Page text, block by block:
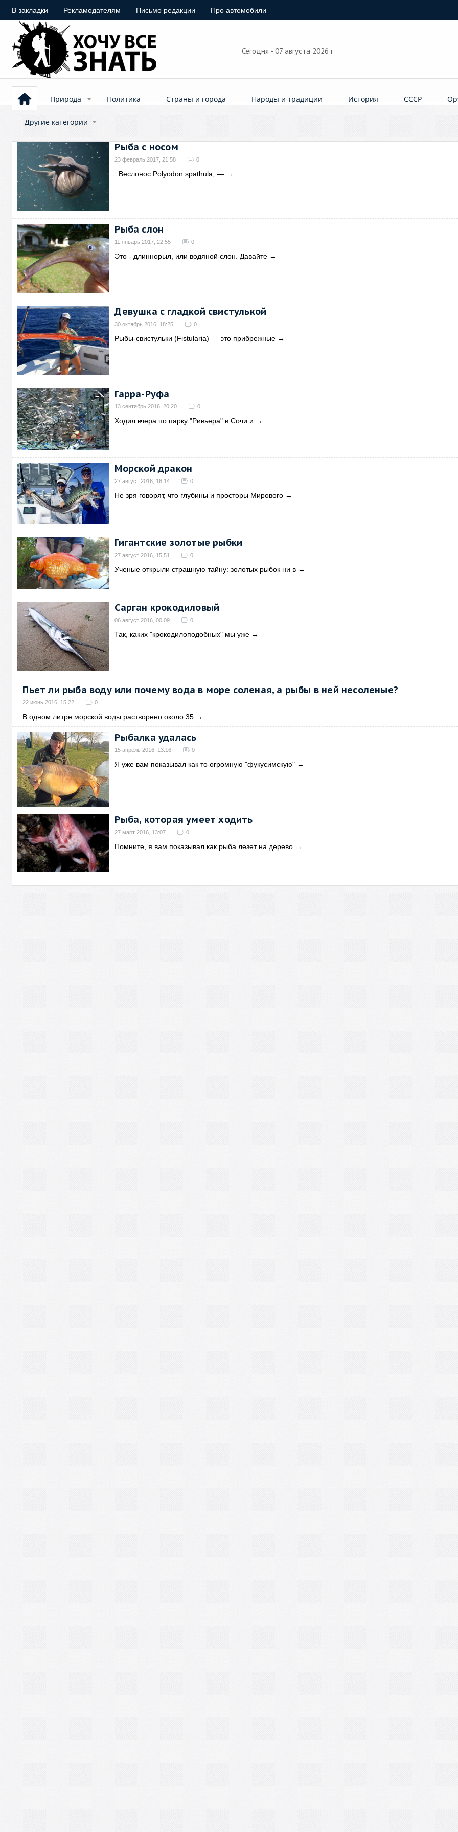
В закладки Рекламодателям Письмо редакции Про автомобили
Сегодня - 07 августа 2026 г
Природа Политика Страны и города Народы и традиции История СССР
Другие категории
Рыба с носом
23 февраль 2017, 21:58 0
Веслонос Polyodon spathula, — →
Рыба слон
11 январь 2017, 22:55 0
Это - длиннорыл, или водяной слон. Давайте →
Девушка с гладкой свистулькой
30 октябрь 2016, 18:25 0
Рыбы-свистульки (Fistularia) — это прибрежные →
Гарра-Руфа
13 сентябрь 2016, 20:20 0
Ходил вчера по парку "Ривьера" в Сочи и →
Морской дракон
27 август 2016, 16:14 0
Не зря говорят, что глубины и просторы Мирового →
Гигантские золотые рыбки
27 август 2016, 15:51 0
Ученые открыли страшную тайну: золотых рыбок ни в →
Сарган крокодиловый
06 август 2016, 00:09 0
Так, каких "крокодилоподобных" мы уже →
Пьет ли рыба воду или почему вода в море соленая, а рыбы в ней несоленые?
22 июнь 2016, 15:22 0
В одном литре морской воды растворено около 35 →
Рыбалка удалась
15 апрель 2016, 13:16 0
Я уже вам показывал как то огромную "фукусимскую" →
Рыба, которая умеет ходить
27 март 2016, 13:07 0
Помните, я вам показывал как рыба лезет на дерево →